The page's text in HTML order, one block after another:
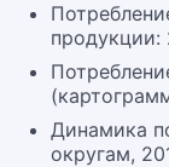
продукции:
Динамика
округам,